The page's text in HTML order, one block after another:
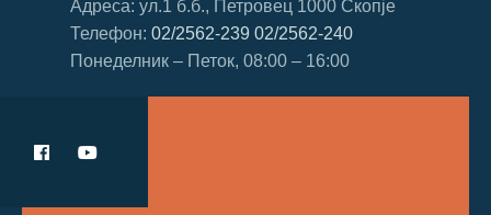
Адреса: ул.1 б.б., Петровец 1000 Скопје
Телефон: 02/2562-239 02/2562-240
Понеделник – Петок, 08:00 – 16:00